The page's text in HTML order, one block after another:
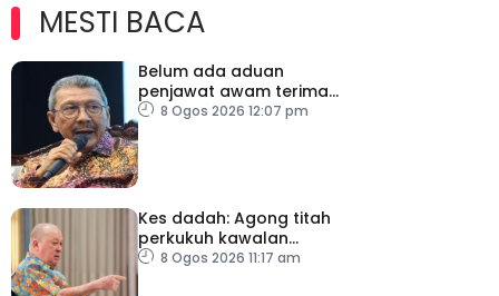
MESTI BACA
Belum ada aduan
penjawat awam terima
tekanan daripada ahli
8 Ogos 2026 12:07 pm
Kes dadah: Agong titah
perkukuh kawalan
lapangan terbang, pintu
8 Ogos 2026 11:17 am